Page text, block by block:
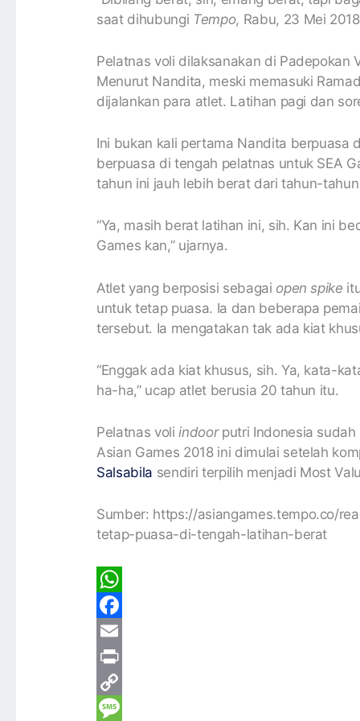
saat dihubungi Tempo, Rabu, 23 Mei
Pelatnas voli dilaksanakan di Padepokan
Menurut Nandita, meski memasuki
dijalankan para atlet. Latihan pagi dan
Ini bukan kali pertama Nandita berpuasa
berpuasa di tengah pelatnas untuk SEA
tahun ini jauh lebih berat dari tahun-
“Ya, masih berat latihan ini, sih. Kan ini
Games kan,” ujarnya.
Atlet yang berposisi sebagai open spike
untuk tetap puasa. Ia dan beberapa
tersebut. Ia mengatakan tak ada kiat
“Enggak ada kiat khusus, sih. Ya, kata-
ha-ha,” ucap atlet berusia 20 tahun itu.
Pelatnas voliindoorputri Indonesia sudah
Asian Games 2018 ini dimulai setelah
Salsabila sendiri terpilih menjadi Most
Sumber: https://asiangames.tempo.co/
tetap-puasa-di-tengah-latihan-berat
W
h
a
t
s
F
a
c
e
E
m
a
P
rC